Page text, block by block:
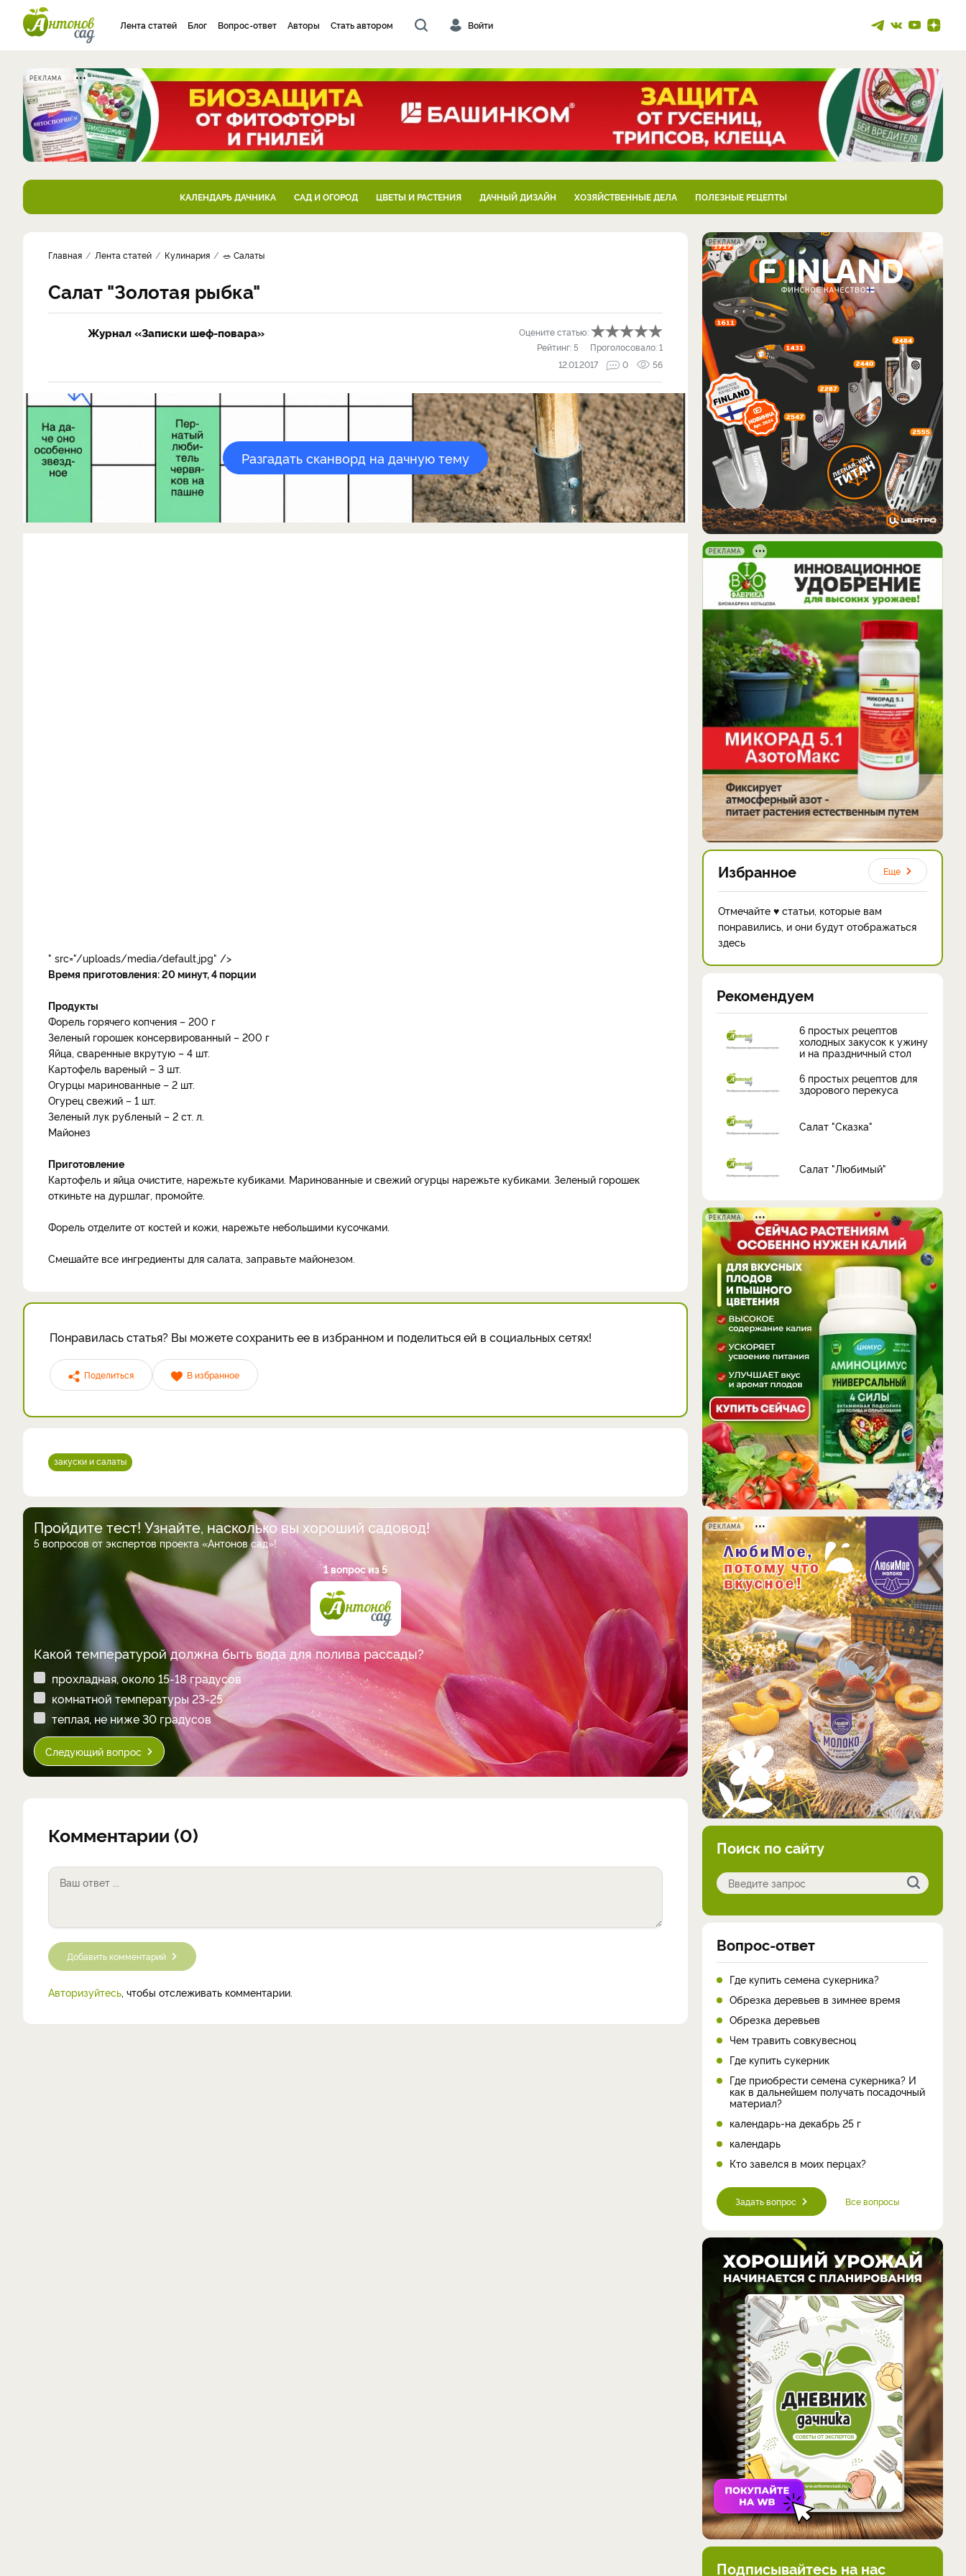
Лента статей Блог Вопрос-ответ Авторы Стать автором Войти
РЕКЛАМА
КАЛЕНДАРЬ ДАЧНИКА САД И ОГОРОД ЦВЕТЫ И РАСТЕНИЯ ДАЧНЫЙ ДИЗАЙН ХОЗЯЙСТВЕННЫЕ ДЕЛА ПОЛЕЗНЫЕ РЕЦЕПТЫ
Главная Лента статей Кулинария 🥗 Салаты
Салат "Золотая рыбка"
Журнал «Записки шеф-повара»
Оцените статью:
Рейтинг:5 Проголосовало:1
12.01.2017
0 56
Разгадать сканворд на дачную тему
" src="/uploads/media/default.jpg" />
Время приготовления: 20 минут, 4 порции
Продукты
Форель горячего копчения – 200 г
Зеленый горошек консервированный – 200 г
Яйца, сваренные вкрутую – 4 шт.
Картофель вареный – 3 шт.
Огурцы маринованные – 2 шт.
Огурец свежий – 1 шт.
Зеленый лук рубленый – 2 ст. л.
Майонез
Приготовление
Картофель и яйца очистите, нарежьте кубиками. Маринованные и свежий огурцы нарежьте кубиками. Зеленый горошек
откиньте на дуршлаг, промойте.
Форель отделите от костей и кожи, нарежьте небольшими кусочками.
Смешайте все ингредиенты для салата, заправьте майонезом.
Понравилась статья? Вы можете сохранить ее в избранном и поделиться ей в социальных сетях!
Поделиться В избранное
закуски и салаты
Пройдите тест! Узнайте, насколько вы хороший садовод!
5 вопросов от экспертов проекта «Антонов сад»!
1 вопрос из 5
Какой температурой должна быть вода для полива рассады?
прохладная, около 15-18 градусов
комнатной температуры 23-25
теплая, не ниже 30 градусов
Следующий вопрос
Комментарии (0)
Добавить комментарий
Авторизуйтесь, чтобы отслеживать комментарии.
РЕКЛАМА
РЕКЛАМА
Избранное Еще
Отмечайте ♥ статьи, которые вам
понравились, и они будут отображаться
здесь
Рекомендуем
6 простых рецептов
холодных закусок к ужину
и на праздничный стол
6 простых рецептов для
здорового перекуса
Салат "Сказка"
Салат "Любимый"
РЕКЛАМА
РЕКЛАМА
Поиск по сайту
Вопрос-ответ
Где купить семена сукерника?
Обрезка деревьев в зимнее время
Обрезка деревьев
Чем травить совкувесноц
Где купить сукерник
Где приобрести семена сукерника? И
как в дальнейшем получать посадочный
материал?
календарь-на декабрь 25 г
календарь
Кто завелся в моих перцах?
Задать вопрос Все вопросы
Подписывайтесь на нас